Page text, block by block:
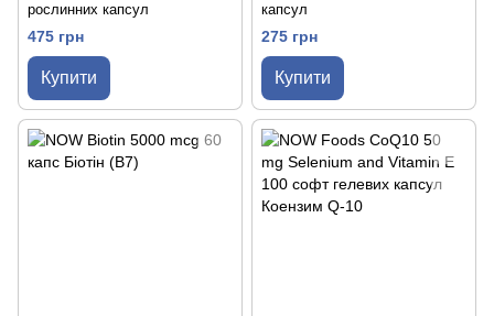
рослинних капсул
475 грн
Купити
капсул
275 грн
Купити